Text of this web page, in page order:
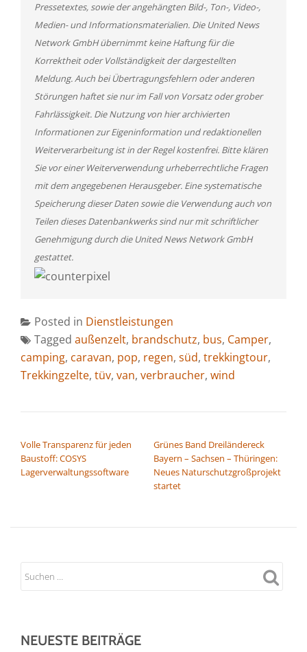
Pressetextes, sowie der angehängten Bild-, Ton-, Video-,
Medien- und Informationsmaterialien. Die United News
Network GmbH übernimmt keine Haftung für die
Korrektheit oder Vollständigkeit der dargestellten
Meldung. Auch bei Übertragungsfehlern oder anderen
Störungen haftet sie nur im Fall von Vorsatz oder grober
Fahrlässigkeit. Die Nutzung von hier archivierten
Informationen zur Eigeninformation und redaktionellen
Weiterverarbeitung ist in der Regel kostenfrei. Bitte klären
Sie vor einer Weiterverwendung urheberrechtliche Fragen
mit dem angegebenen Herausgeber. Eine systematische
Speicherung dieser Daten sowie die Verwendung auch von
Teilen dieses Datenbankwerks sind nur mit schriftlicher
Genehmigung durch die United News Network GmbH
gestattet.
Posted in Dienstleistungen
Tagged außenzelt, brandschutz, bus, Camper,
camping, caravan, pop, regen, süd, trekkingtour,
Trekkingzelte, tüv, van, verbraucher, wind
Volle Transparenz für jeden
Baustoff: COSYS
Lagerverwaltungssoftware
Grünes Band Dreiländereck
Bayern – Sachsen – Thüringen:
Neues Naturschutzgroßprojekt
startet
NEUESTE BEITRÄGE